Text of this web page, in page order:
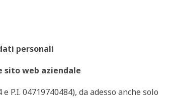
personali
web aziendale
e P.I. 04719740484), da adesso anche solo